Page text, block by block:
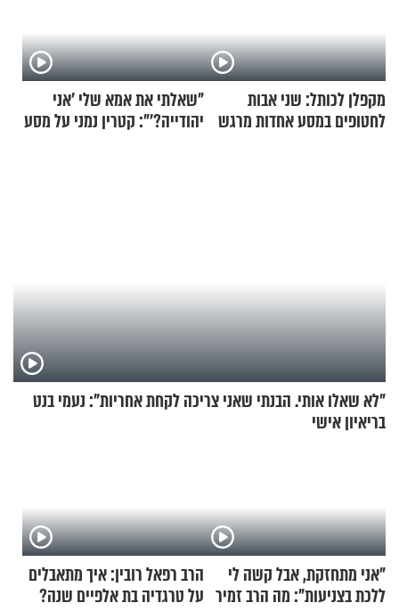
מקפלן לכותל: שני אבות
לחטופים במסע אחדות מרגש
"שאלתי את אמא שלי 'אני
יהודייה?'": קטרין נמני על מסע
"לא שאלו אותי. הבנתי שאני צריכה לקחת אחריות": נעמי בנט
בריאיון אישי
"אני מתחזקת, אבל קשה לי
ללכת בצניעות": מה הרב זמיר
הרב רפאל רובין: איך מתאבלים
על טרגדיה בת אלפיים שנה?